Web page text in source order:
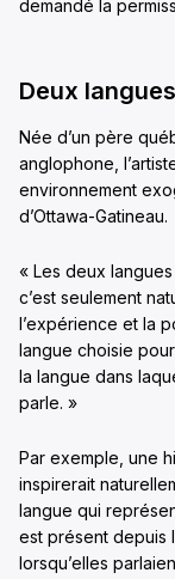
demandé la
Deux
Née d’un père
anglophone,
environnement
d’Ottawa-Gatineau.
« Les deux
c’est seulement
l’expérience et la
langue choisie
la langue dans
parle. »
Par exemple, une
inspirerait
langue qui
est présent depuis
lorsqu’elles